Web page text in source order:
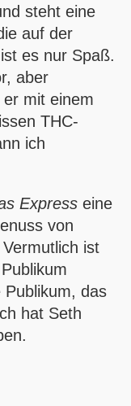
steht eine
auf der
es nur Spaß.
aber
mit einem
THC-
ich
Express eine
von
ist
Publikum, das
hat Seth